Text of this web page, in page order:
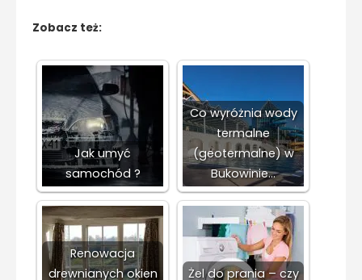
Zobacz też:
Jak umyć
samochód ?
Co wyróżnia wody
termalne
(geotermalne) w
Bukowinie…
Renowacja
drewnianych okien
Żel do prania – czy